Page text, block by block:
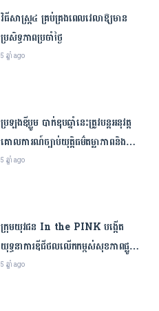
និងទីសាធារណៈនាឱកាសបុណ្យចូលឆ្នាំថ្មី នាំ
ឱ្យមានភាពស្រស់ស្អាត និងពន្លឺសិរីសួស្ដី
ព័ត៌មានជាតិ
ចន្ទ​មុន្នី ​ផ្ដល់​គន្លឹះ​ ​៥​ ​ចំណុច​ ​ជួយ​យុវជន​
ជ្រើសរើស​អាជីព ​និង​អនាគត​ដោយ​ភាព​ជឿ
ជាក់​
ហេតុផល៥ចំណុច ដែលឪពុកម្ដាយគួរបញ្ជូន
កូនៗអាយុ១ឆ្នាំកន្លះចូលរៀនថ្នាក់អប់រំកុមារ
តូច ឬ Early-childhood
វិធីសាស្ត្រ៤ គ្រប់គ្រងពេលវេលាឱ្យមាន
ប្រសិទ្ធភាពប្រចាំថ្ងៃ
5 ឆ្នាំ ago
ប្រឡងឌីប្លូម បាក់ឌុបឆ្នាំនេះត្រូវបន្តអនុវត្ត
គោលការណ៍ច្បាប់យុត្តិធម៌តម្លាភាពនិង
ស្របតាមវិធានសុខាភិបាល
5 ឆ្នាំ ago
ក្រុមយុវជន In the PINK បង្កើត
យុទ្ធនាការឌីជីថលលើកកម្ពស់សុខភាពផ្លូវ
ចិត្តស្ត្រីមានផ្ទៃពោះ
5 ឆ្នាំ ago